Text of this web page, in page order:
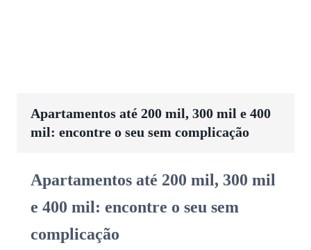
Apartamentos até 200 mil, 300 mil e 400
mil: encontre o seu sem complicação
Apartamentos até 200 mil, 300 mil
e 400 mil: encontre o seu sem
complicação